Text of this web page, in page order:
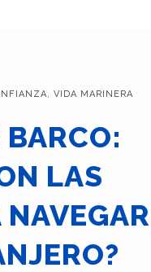
, VIDA MARINERA
LAS